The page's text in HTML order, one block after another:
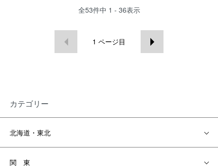
全53件中 1 - 36表示
1 ページ目
カテゴリー
北海道・東北
関 東